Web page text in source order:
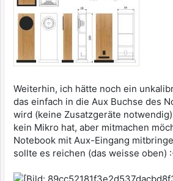
Weiterhin, ich hätte noch ein
das einfach in die Aux Buchse des
wird (keine Zusatzgeräte
kein Mikro hat, aber mitmachen
Notebook mit Aux-Eingang
sollte es reichen (das weisse oben)